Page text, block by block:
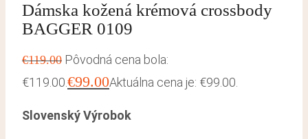
Dámska kožená krémová crossbody
BAGGER 0109
€119.00 Pôvodná cena bola:
€119.00.€99.00Aktuálna cena je: €99.00.
Slovenský Výrobok